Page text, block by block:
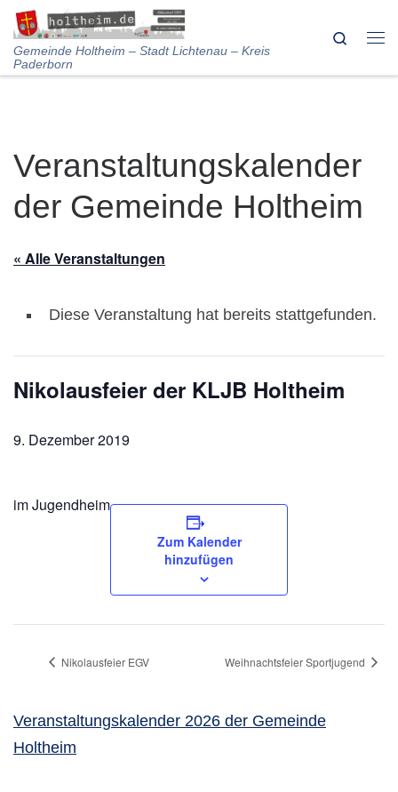
Skip to content
Gemeinde Holtheim – Stadt Lichtenau – Kreis
Paderborn
Search
Veranstaltungskalender
der Gemeinde Holtheim
« Alle Veranstaltungen
Diese Veranstaltung hat bereits stattgefunden.
Nikolausfeier der KLJB Holtheim
9. Dezember 2019
im Jugendheim
Zum Kalender
hinzufügen
Nikolausfeier EGV Weihnachtsfeier Sportjugend
Veranstaltungskalender 2026 der Gemeinde
Holtheim